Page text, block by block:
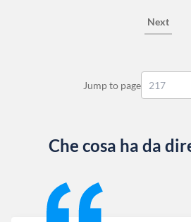
Next
Jump to page
Che cosa ha da